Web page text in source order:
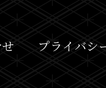
プライバシ